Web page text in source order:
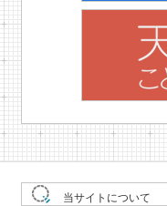
当サイトについて